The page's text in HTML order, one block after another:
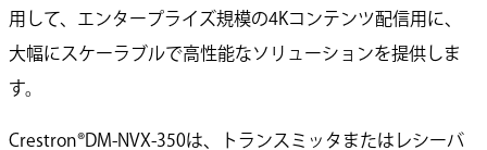
用して、エンタープライズ規模の4Kコンテンツ配信用に、
大幅にスケーラブルで高性能なソリューションを提供しま
す。
Crestron®DM-NVX-350は、トランスミッタまたはレシーバ